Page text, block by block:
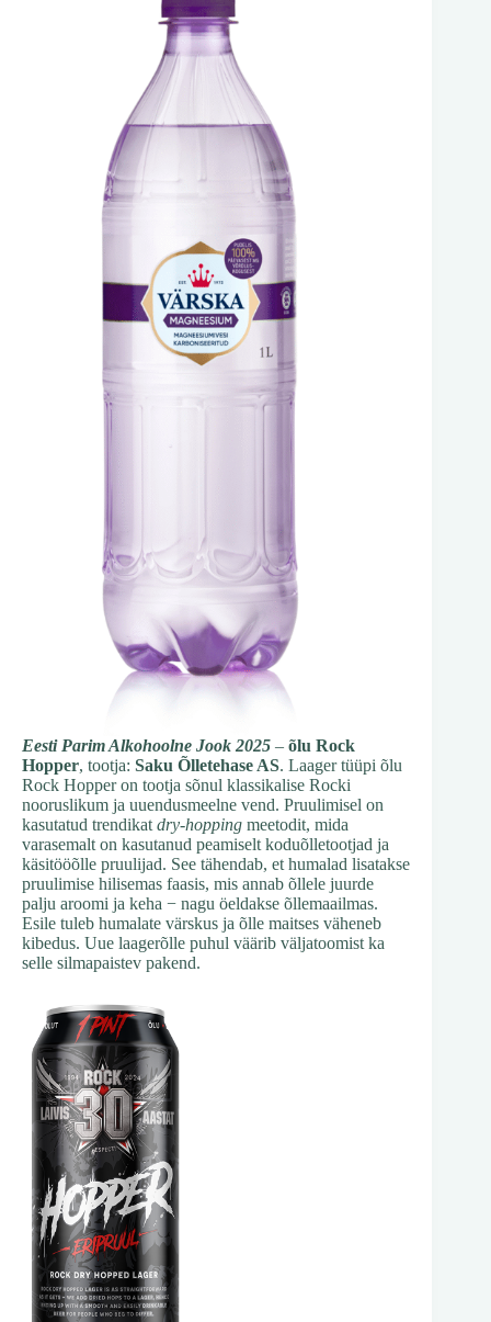
Eesti Parim Alkohoolne Jook 2025 – õlu Rock
Hopper, tootja: Saku Õlletehase AS. Laager tüüpi õlu
Rock Hopper on tootja sõnul klassikalise Rocki
nooruslikum ja uuendusmeelne vend. Pruulimisel on
kasutatud trendikat dry-hopping meetodit, mida
varasemalt on kasutanud peamiselt koduõlletootjad ja
käsitööõlle pruulijad. See tähendab, et humalad lisatakse
pruulimise hilisemas faasis, mis annab õllele juurde
palju aroomi ja keha − nagu öeldakse õllemaailmas.
Esile tuleb humalate värskus ja õlle maitses väheneb
kibedus. Uue laagerõlle puhul väärib väljatoomist ka
selle silmapaistev pakend.